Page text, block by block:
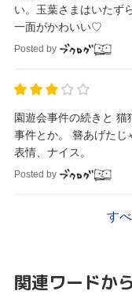
い。玉葉さまはいたず
一面がかわいい♡
Posted by
園遊会事件の続きと
事件とか。 簪あげたじゃん！のくだり モヤモヤしている壬氏の
表情、ナイス。
Posted by
す
関連ワードか